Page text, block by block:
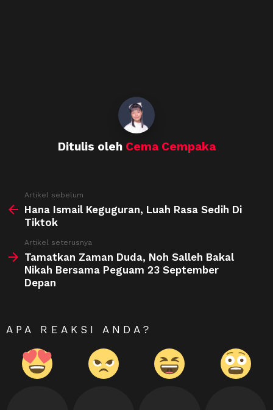
Ditulis oleh Cema Cempaka
more
Artikel sebelum
Hana Ismail Keguguran, Luah Rasa Sedih Di
Tiktok
Artikel seterusnya
Tamatkan Zaman Duda, Noh Salleh Bakal
Nikah Bersama Peguam 23 September
Depan
APA REAKSI ANDA?